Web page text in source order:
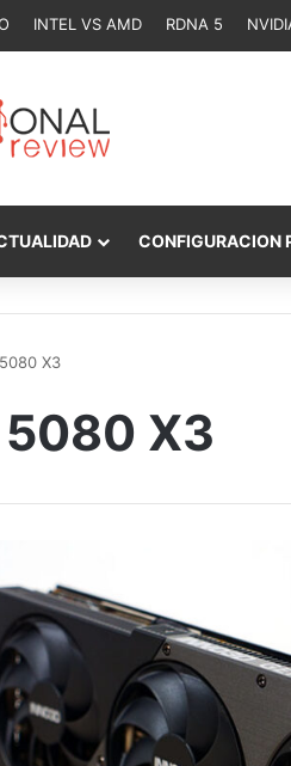
INTEL VS AMD RDNA 5
CONFIGURACION
X3
5080 X3